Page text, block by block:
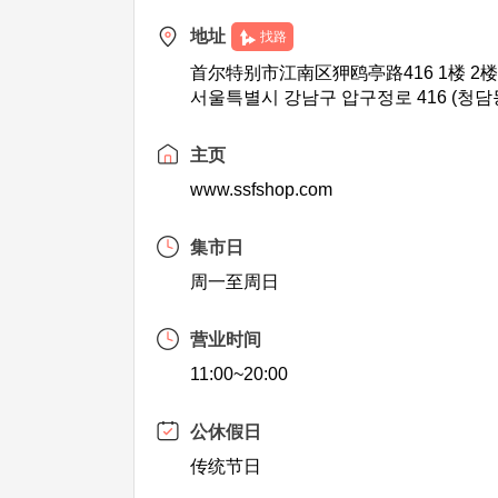
地址 找路
首尔特别市江南区狎鸥亭路416 1楼 2楼
서울특별시 강남구 압구정로 416 (청담
主页
www.ssfshop.com
集市日
周一至周日
营业时间
11:00~20:00
公休假日
传统节日